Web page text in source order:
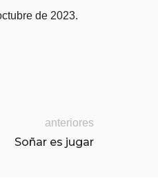
de 2023.
anteriores
Soñar es jugar